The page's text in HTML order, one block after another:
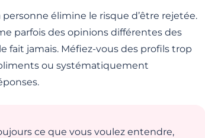
élimine le risque d’être rejetée.
parfois des opinions différentes des
fait jamais. Méfiez-vous des profils trop
ou systématiquement
ce que vous voulez entendre,